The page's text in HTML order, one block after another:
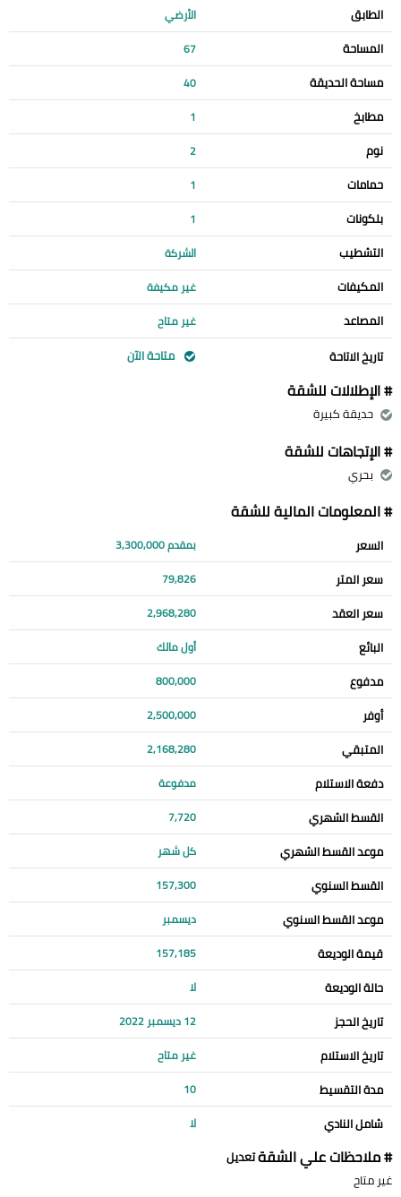
الطابق الأرضي
المساحة 67
مساحة الحديقة 40
مطابخ 1
نوم 2
حمامات 1
بلكونات 1
التشطيب الشركة
المكيفات غير مكيفة
المصاعد غير متاح
تاريخ الاتاحة متاحة الآن
# الإطلالات للشقة
حديقة كبيرة
# الإتجاهات للشقة
بحري
# المعلومات المالية للشقة
السعر بمقدم 3,300,000
سعر المتر 79,826
سعر العقد 2,968,280
البائع أول مالك
مدفوع 800,000
أوفر 2,500,000
المتبقي 2,168,280
دفعة الاستلام مدفوعة
القسط الشهري 7,720
موعد القسط الشهري كل شهر
القسط السنوي 157,300
موعد القسط السنوي ديسمبر
قيمة الوديعة 157,185
حالة الوديعة لا
تاريخ الحجز 12 ديسمبر 2022
تاريخ الاستلام غير متاح
مدة التقسيط 10
شامل النادي لا
# ملاحظات علي الشقةتعديل
غير متاح